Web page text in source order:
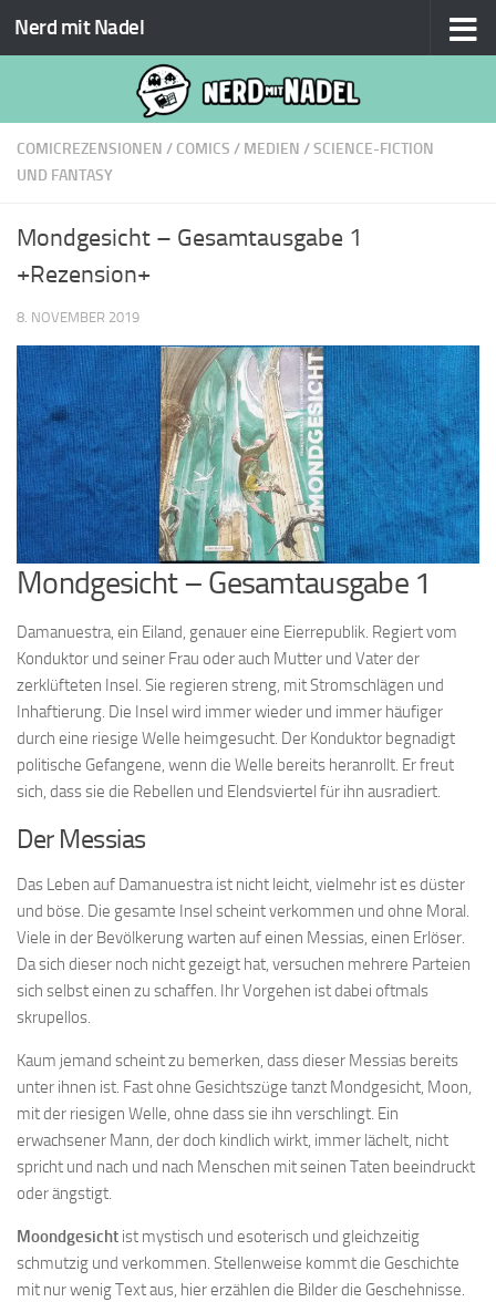
Zum Inhalt springen
Nerd mit Nadel
COMICREZENSIONEN / COMICS / MEDIEN /SCIENCE-FICTION
UND FANTASY
Mondgesicht – Gesamtausgabe 1
+Rezension+
8. NOVEMBER 2019
Mondgesicht – Gesamtausgabe 1
Damanuestra, ein Eiland, genauer eine Eierrepublik. Regiert vom
Konduktor und seiner Frau oder auch Mutter und Vater der
zerklüfteten Insel. Sie regieren streng, mit Stromschlägen und
Inhaftierung. Die Insel wird immer wieder und immer häufiger
durch eine riesige Welle heimgesucht. Der Konduktor begnadigt
politische Gefangene, wenn die Welle bereits heranrollt. Er freut
sich, dass sie die Rebellen und Elendsviertel für ihn ausradiert.
Der Messias
Das Leben auf Damanuestra ist nicht leicht, vielmehr ist es düster
und böse. Die gesamte Insel scheint verkommen und ohne Moral.
Viele in der Bevölkerung warten auf einen Messias, einen Erlöser.
Da sich dieser noch nicht gezeigt hat, versuchen mehrere Parteien
sich selbst einen zu schaffen. Ihr Vorgehen ist dabei oftmals
skrupellos.
Kaum jemand scheint zu bemerken, dass dieser Messias bereits
unter ihnen ist. Fast ohne Gesichtszüge tanzt Mondgesicht, Moon,
mit der riesigen Welle, ohne dass sie ihn verschlingt. Ein
erwachsener Mann, der doch kindlich wirkt, immer lächelt, nicht
spricht und nach und nach Menschen mit seinen Taten beeindruckt
oder ängstigt.
Moondgesicht ist mystisch und esoterisch und gleichzeitig
schmutzig und verkommen. Stellenweise kommt die Geschichte
mit nur wenig Text aus, hier erzählen die Bilder die Geschehnisse.